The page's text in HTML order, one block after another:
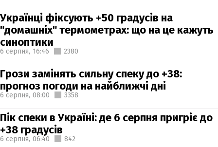
Українці фіксують +50 градусів на
"домашніх" термометрах: що на це кажуть
синоптики
6 серпня, 16:46 2380
Грози замінять сильну спеку до +38:
прогноз погоди на найближчі дні
6 серпня, 08:00 3358
Пік спеки в Україні: де 6 серпня пригріє до
+38 градусів
6 серпня, 06:40 842